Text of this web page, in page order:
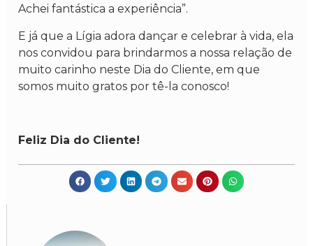
Achei fantástica a experiência”.
E já que a Lígia adora dançar e celebrar à vida, ela
nos convidou para brindarmos a nossa relação de
muito carinho neste Dia do Cliente, em que
somos muito gratos por tê-la conosco!
Feliz Dia do Cliente!